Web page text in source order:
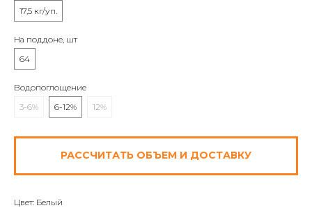
17,5 кг/уп.
На поддоне, шт
64
Водопоглощение
3-6%
6-12% 12%
РАССЧИТАТЬ ОБЪЕМ И ДОСТАВКУ
Цвет: Белый